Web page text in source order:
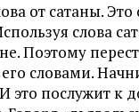
от сатаны. Это
слова
Поэтому
его словами.
это послужит к